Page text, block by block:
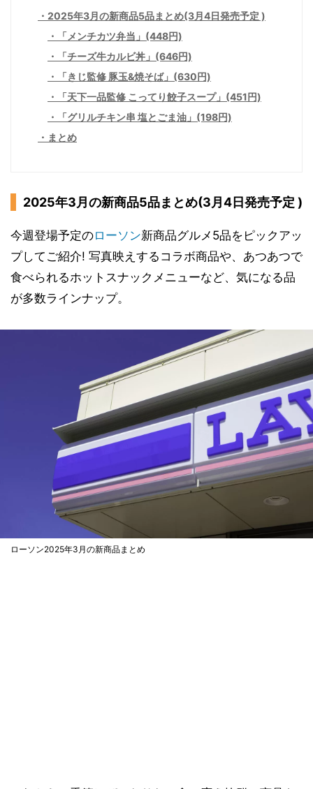
2025年3月の新商品5品まとめ(3月4日発売予定 )
「メンチカツ弁当」(448円)
「チーズ牛カルビ丼」(646円)
「きじ監修 豚玉&焼そば」(630円)
「天下一品監修 こってり餃子スープ」(451円)
「グリルチキン串 塩とごま油」(198円)
まとめ
2025年3月の新商品5品まとめ(3月4日発売予定 )
今週登場予定のローソン新商品グルメ5品をピックアッ
プしてご紹介! 写真映えするコラボ商品や、あつあつで
食べられるホットスナックメニューなど、気になる品
が多数ラインナップ。
ローソン2025年3月の新商品まとめ